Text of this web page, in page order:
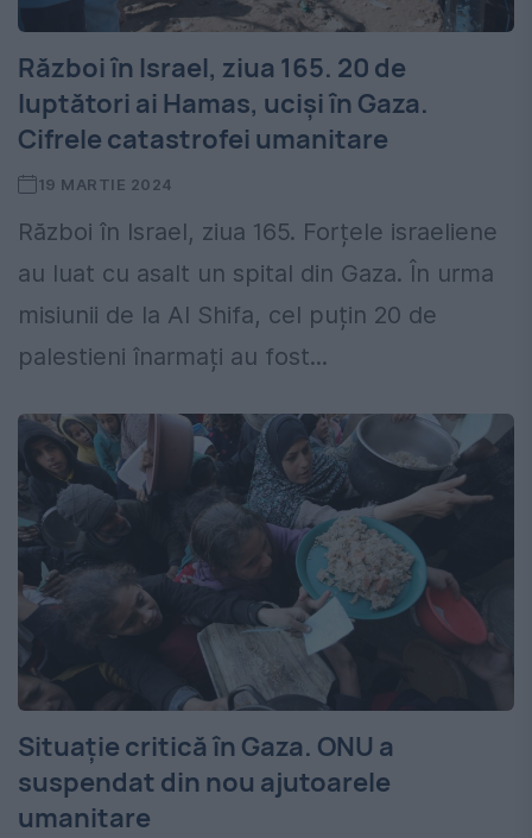
Război în Israel, ziua 165. 20 de
luptători ai Hamas, uciși în Gaza.
Cifrele catastrofei umanitare
19 MARTIE 2024
Război în Israel, ziua 165. Forțele israeliene
au luat cu asalt un spital din Gaza. În urma
misiunii de la Al Shifa, cel puțin 20 de
palestieni înarmați au fost...
Situație critică în Gaza. ONU a
suspendat din nou ajutoarele
umanitare